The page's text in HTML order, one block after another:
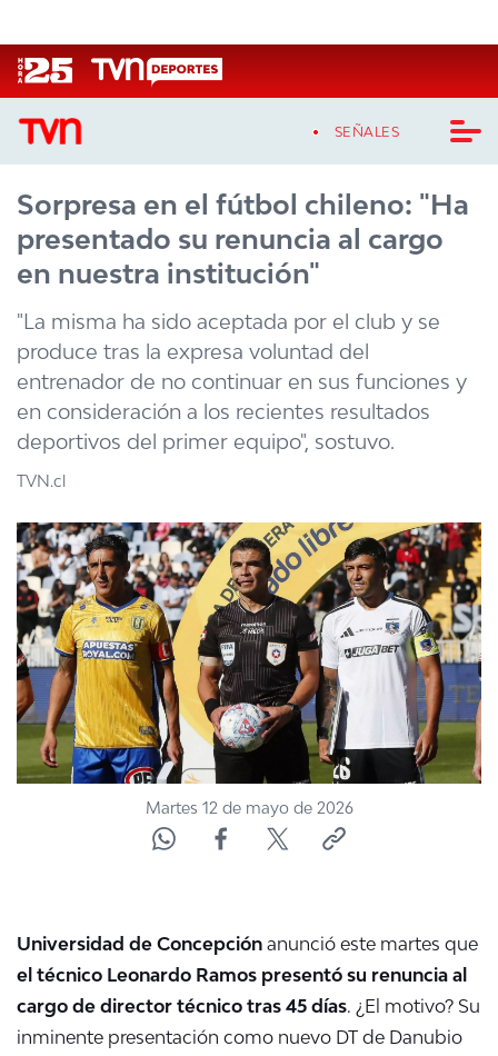
SEÑALES
CASTING MASTERCHEF CHILE
CASTING TVN VERTICAL
TVN VERTICAL
TVN PLAY
PROGRAMAS
TELESERIES
NTV
ACTUALIDAD Y TENDENCIAS
CORPORATIVO Y TRANSPARENCIA
CANAL DE DENUNCIAS
ÁREA DE PROYECTOS
Sorpresa en el fútbol chileno: "Ha
presentado su renuncia al cargo
en nuestra institución"
"La misma ha sido aceptada por el club y se
produce tras la expresa voluntad del
entrenador de no continuar en sus funciones y
en consideración a los recientes resultados
deportivos del primer equipo", sostuvo.
TVN.cl
Martes 12 de mayo de 2026
Universidad de Concepción anunció este martes que
el técnico Leonardo Ramos presentó su renuncia al
cargo de director técnico tras 45 días. ¿El motivo? Su
inminente presentación como nuevo DT de Danubio